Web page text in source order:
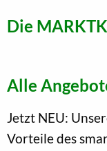
Die
Alle
Jetzt NEU:
Vorteile des